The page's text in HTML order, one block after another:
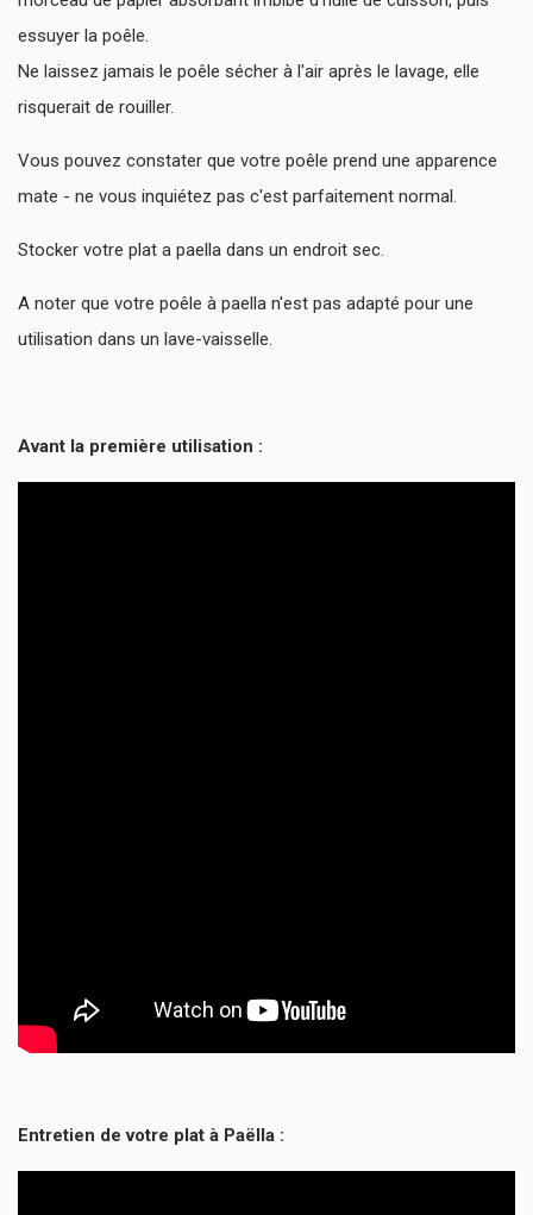
essuyer la poêle.
Ne laissez jamais le poêle sécher à l'air après le lavage, elle
risquerait de rouiller.
Vous pouvez constater que votre poêle prend une apparence
mate - ne vous inquiétez pas c'est parfaitement normal.
Stocker votre plat a paella dans un endroit sec.
A noter que votre poêle à paella n'est pas adapté pour une
utilisation dans un lave-vaisselle.
Avant la première utilisation :
Entretien de votre plat à Paëlla :